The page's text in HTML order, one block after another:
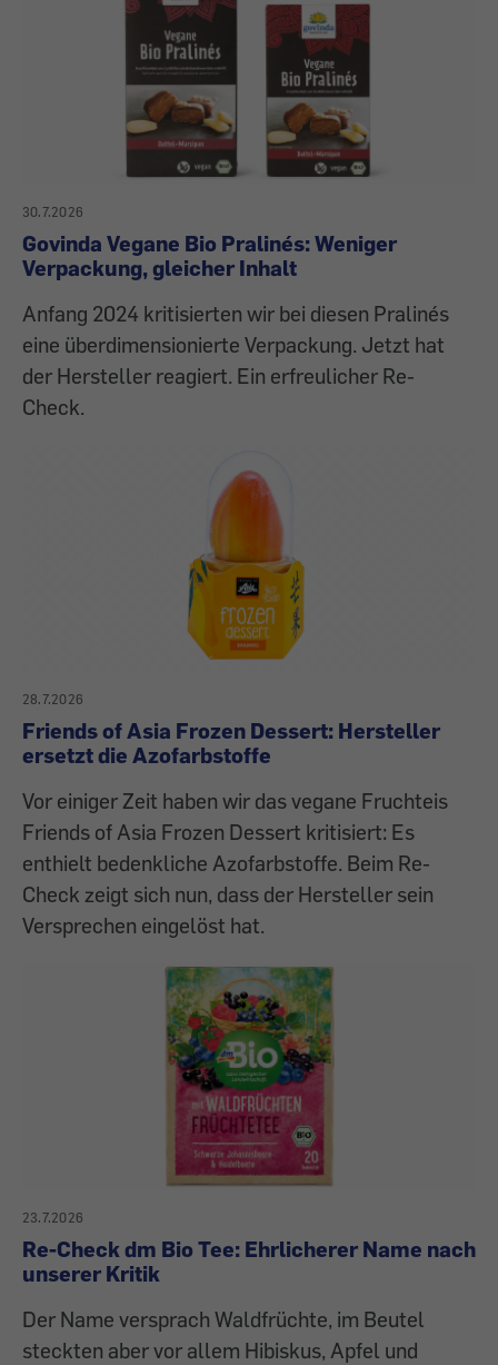
30.7.2026
Govinda Vegane Bio Pralinés: Weniger
Verpackung, gleicher Inhalt
Anfang 2024 kritisierten wir bei diesen Pralinés
eine überdimensionierte Verpackung. Jetzt hat
der Hersteller reagiert. Ein erfreulicher Re-
Check.
28.7.2026
Friends of Asia Frozen Dessert: Hersteller
ersetzt die Azofarbstoffe
Vor einiger Zeit haben wir das vegane Fruchteis
Friends of Asia Frozen Dessert kritisiert: Es
enthielt bedenkliche Azofarbstoffe. Beim Re-
Check zeigt sich nun, dass der Hersteller sein
Versprechen eingelöst hat.
23.7.2026
Re-Check dm Bio Tee: Ehrlicherer Name nach
unserer Kritik
Der Name versprach Waldfrüchte, im Beutel
steckten aber vor allem Hibiskus, Apfel und